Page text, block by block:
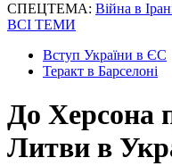
СПЕЦТЕМА: Війна в
ВСІ ТЕМИ
Вступ України в ЄС
Теракт в Барселоні
До Херсона
Литви в